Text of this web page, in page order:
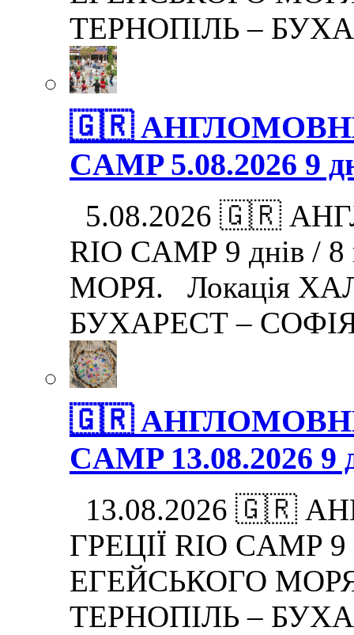
ТЕРНОПІЛЬ –
🇬🇷
CAMP 5.08.2026 9
5.08.2026 🇬🇷
RIO CAMP 9 днів /
МОРЯ. Локація
БУХАРЕСТ –
🇬🇷
CAMP 13.08.2026 9
13.08.2026 🇬🇷
ГРЕЦІЇ RIO CAMP 9
ЕГЕЙСЬКОГО
ТЕРНОПІЛЬ –